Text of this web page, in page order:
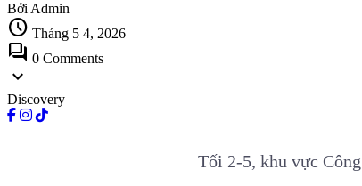
Bởi Admin
schedule Tháng 5 4, 2026
forum 0 Comments
expand_more
Discovery
Tối 2-5, khu vực